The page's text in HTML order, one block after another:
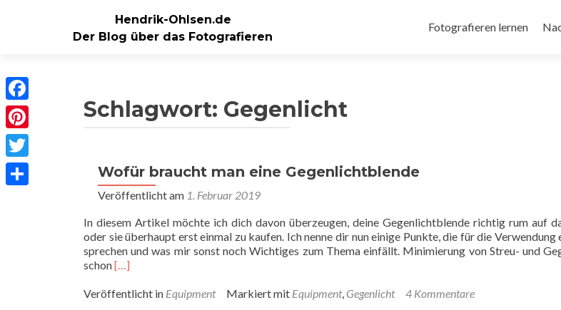
Hendrik-Ohlsen.de
Der Blog über das Fotografieren
Inhalt
Fotografieren lernen
Schlagwort: Gegenlicht
Wofür braucht man eine Gegenlichtblende
Veröffentlicht am 1. Februar 2019
In diesem Artikel möchte ich dich davon überzeugen, deine Gegenlichtblende richtig rum auf
oder sie überhaupt erst einmal zu kaufen. Ich nenne dir nun einige Punkte, die für die
sprechen und was mir sonst noch Wichtiges zum Thema einfällt. Minimierung von Streu- und
schonRead
about
[…]
Veröffentlicht in Equipment Markiert mit Equipment, Gegenlicht 4 Kommentare
Facebook
Pinterest
Twitter